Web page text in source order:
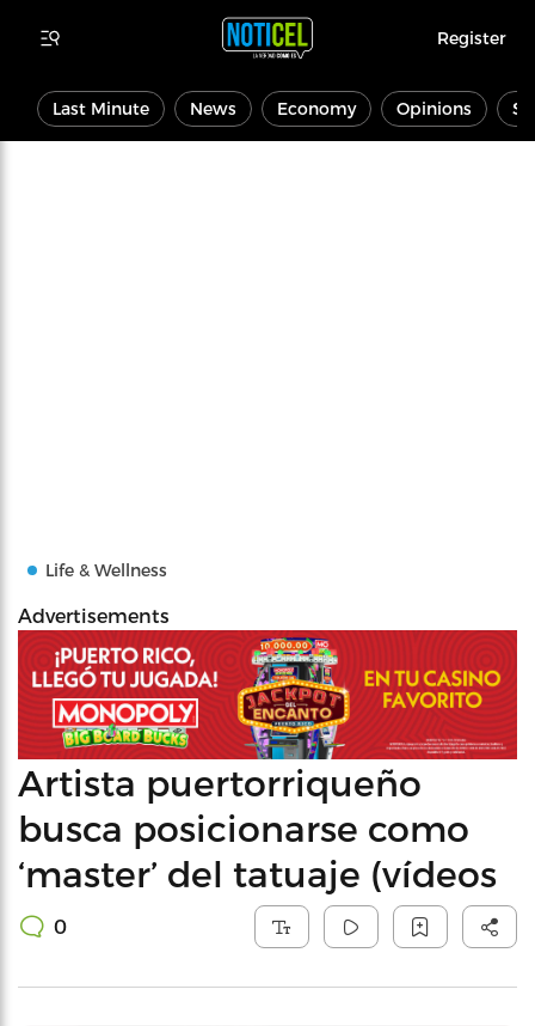
Register
Last Minute News Economy Opinions
Life & Wellness
Advertisements
Artista puertorriqueño
busca posicionarse como
‘master’ del tatuaje (vídeos
0